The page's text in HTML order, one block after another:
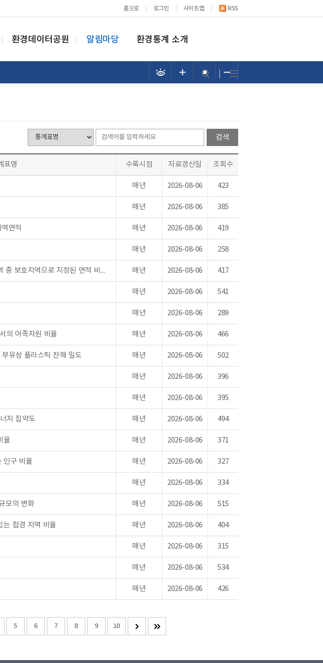
홈으로 로그인 사이트맵 RSS
환경데이터공원 알림마당 환경통계 소개
표명 수록시점 자료갱신일 조회수
매년 2026-08-06 423
매년 2026-08-06 385
면적 매년 2026-08-06 419
매년 2026-08-06 258
육상 및 담수 생물다양성 중요 지역 중 보호지역으로 지정된 면적 비율(생태계 유형별) 매년 2026-08-06 417
매년 2026-08-06 541
매년 2026-08-06 289
의 어족자원 비율 매년 2026-08-06 466
유성 플라스틱 잔해 밀도 매년 2026-08-06 502
매년 2026-08-06 396
매년 2026-08-06 395
지 집약도 매년 2026-08-06 494
율 매년 2026-08-06 371
인구 비율 매년 2026-08-06 327
매년 2026-08-06 334
모의 변화 매년 2026-08-06 515
는 접경 지역 비율 매년 2026-08-06 404
매년 2026-08-06 315
매년 2026-08-06 534
매년 2026-08-06 426
5 6 7 8 9 10